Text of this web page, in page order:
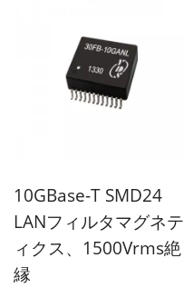
10GBase-T SMD24
LANフィルタマグネテ
ィクス、1500Vrms絶
縁